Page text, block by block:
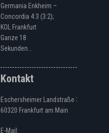
Germania Enkheim –
Concordia 4:3 (3:2);
KOL Frankfurt
Ganze 18
Sekunden…
Kontakt
Eschersheimer Landstraße 328
60320 Frankfurt am Main
E-Mail: